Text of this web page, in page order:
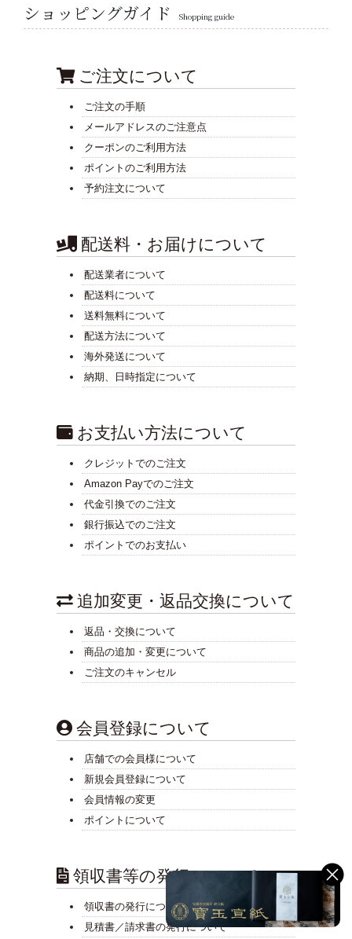
ショッピングガイド Shopping guide
ご注文について
ご注文の手順
メールアドレスのご注意点
クーポンのご利用方法
ポイントのご利用方法
予約注文について
配送料・お届けについて
配送業者について
配送料について
送料無料について
配送方法について
海外発送について
納期、日時指定について
お支払い方法について
クレジットでのご注文
Amazon Payでのご注文
代金引換でのご注文
銀行振込でのご注文
ポイントでのお支払い
追加変更・返品交換について
返品・交換について
商品の追加・変更について
ご注文のキャンセル
会員登録について
店舗での会員様について
新規会員登録について
会員情報の変更
ポイントについて
領収書等の発行について
領収書の発行について
見積書／請求書の発行について